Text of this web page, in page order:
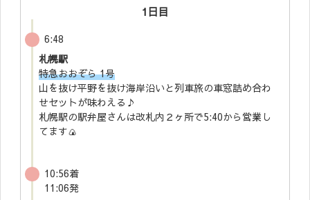
1日目
6:48
札幌駅
特急おおぞら 1号
山を抜け平野を抜け海岸沿いと列車旅の車窓詰め合わ
せセットが味わえる♪
札幌駅の駅弁屋さんは改札内２ヶ所で5:40から営業し
てます🍙
10:56着
11:06発